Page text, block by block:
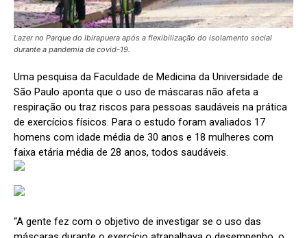
Lazer no Parque do Ibirapuera após a flexibilização do isolamento social
durante a pandemia de covid-19.
Uma pesquisa da Faculdade de Medicina da Universidade de
São Paulo aponta que o uso de máscaras não afeta a
respiração ou traz riscos para pessoas saudáveis na prática
de exercícios físicos. Para o estudo foram avaliados 17
homens com idade média de 30 anos e 18 mulheres com
faixa etária média de 28 anos, todos saudáveis.
“A gente fez com o objetivo de investigar se o uso das